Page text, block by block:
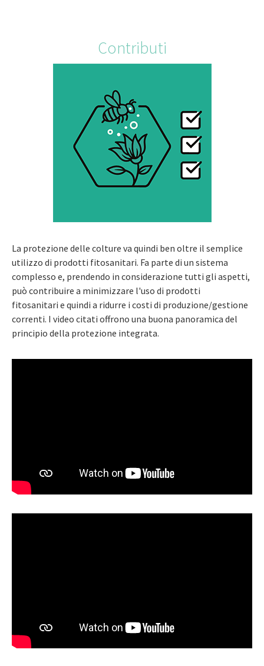
Contributi
La protezione delle colture va quindi ben oltre il semplice
utilizzo di prodotti fitosanitari. Fa parte di un sistema
complesso e, prendendo in considerazione tutti gli aspetti,
può contribuire a minimizzare l'uso di prodotti
fitosanitari e quindi a ridurre i costi di produzione/gestione
correnti. I video citati offrono una buona panoramica del
principio della protezione integrata.